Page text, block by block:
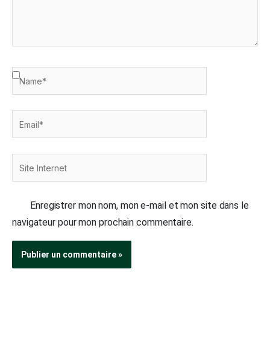
Name*
Internet
Enregistrer mon nom, mon e-mail et mon site dans le
navigateur pour mon prochain commentaire.